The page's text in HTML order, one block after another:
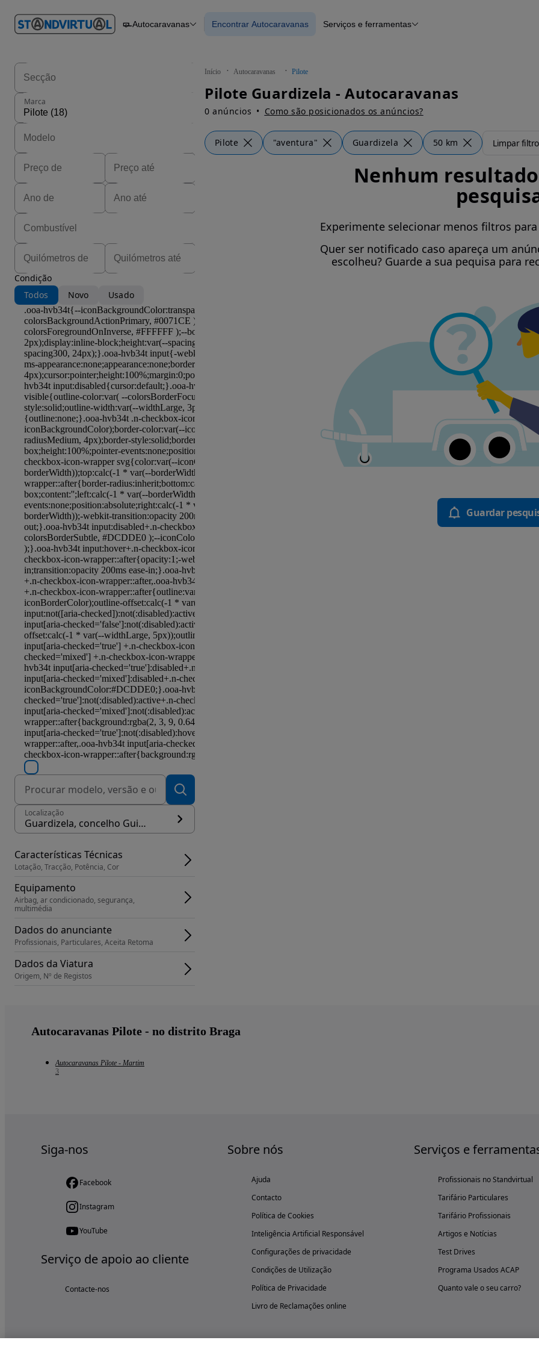
em
Carros Carros
Autocaravanas Encontrar Autocaravanas Serviços e ferramentas
Início Autocaravanas Pilote
Pilote Guardizela - Autocaravanas
0 anúncios Como são posicionados os anúncios?
Pilote "aventura" Guardizela 50 km Limpar
Marca
Condição
Todos
Novo Usado
Localização
Guardizela, concelho Guimarães
Características Técnicas
Lotação, Tracção, Potência, Cor
Equipamento
Airbag, ar condicionado, segurança,
multimédia
Dados do anunciante
Profissionais, Particulares, Aceita Retoma
Dados da Viatura
Origem, Nº de Registos
Nenhum
Experimente selecionar menos filtros
Quer ser notificado caso apareça um
escolheu? Guarde a sua pequisa para
Guardar
Autocaravanas Pilote - no distrito Braga
Autocaravanas Pilote - Martim
3
Siga-nos
Facebook
Instagram
YouTube
Serviço de apoio ao cliente
Contacte-nos
Sobre nós
Ajuda
Contacto
Política de Cookies
Inteligência Artificial Responsável
Configurações de privacidade
Condições de Utilização
Política de Privacidade
Livro de Reclamações online
Serviços e
Profissionais no Standvirtual
Tarifário Particulares
Tarifário Profissionais
Artigos e Notícias
Test Drives
Programa Usados ACAP
Quanto vale o seu carro?